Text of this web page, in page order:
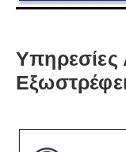
Υπηρεσίες